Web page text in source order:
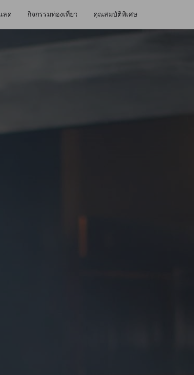
ลด กิจกรรมท่องเที่ยว คุณสมบัติพิเศษ